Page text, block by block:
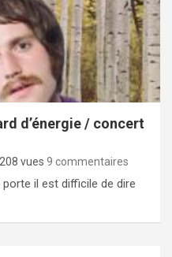
d’énergie / concert
vues 9 commentaires
il est difficile de dire